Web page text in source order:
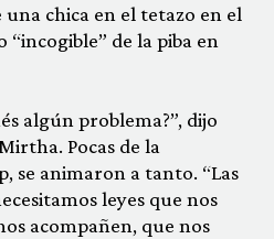
chica en el tetazo en el
de la piba en
algún problema?”, dijo
Pocas de la
se animaron a tanto. “Las
leyes que nos
acompañen, que nos